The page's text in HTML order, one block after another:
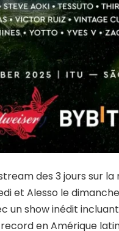
des 3 jours sur
et Alesso le
show inédit
en Amérique